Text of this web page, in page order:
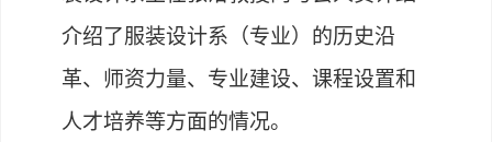
介绍了服装设计系（专业）的历史沿
革、师资力量、专业建设、课程设置和
人才培养等方面的情况。